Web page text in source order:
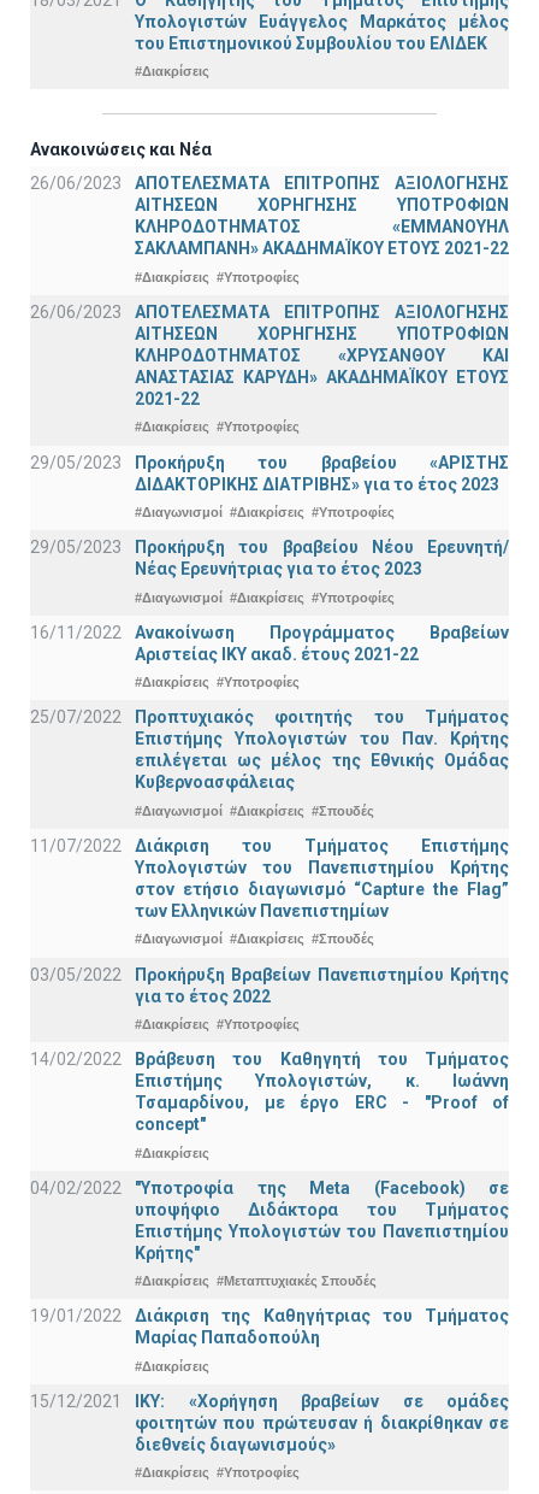
Υπολογιστών Ευάγγελος Μαρκάτος μέλος
του Επιστημονικού Συμβουλίου του ΕΛΙΔΕΚ
#Διακρίσεις
Ανακοινώσεις και Νέα
26/06/2023
ΑΠΟΤΕΛΕΣΜΑΤΑ ΕΠΙΤΡΟΠΗΣ ΑΞΙΟΛΟΓΗΣΗΣ
ΑΙΤΗΣΕΩΝ ΧΟΡΗΓΗΣΗΣ ΥΠΟΤΡΟΦΙΩΝ
ΚΛΗΡΟΔΟΤΗΜΑΤΟΣ «ΕΜΜΑΝΟΥΗΛ
ΣΑΚΛΑΜΠΑΝΗ» ΑΚΑΔΗΜΑΪΚΟΥ ΕΤΟΥΣ 2021-22
#Διακρίσεις #Υποτροφίες
26/06/2023
ΑΠΟΤΕΛΕΣΜΑΤΑ ΕΠΙΤΡΟΠΗΣ ΑΞΙΟΛΟΓΗΣΗΣ
ΑΙΤΗΣΕΩΝ ΧΟΡΗΓΗΣΗΣ ΥΠΟΤΡΟΦΙΩΝ
ΚΛΗΡΟΔΟΤΗΜΑΤΟΣ «ΧΡΥΣΑΝΘΟΥ ΚΑΙ
ΑΝΑΣΤΑΣΙΑΣ ΚΑΡΥΔΗ» ΑΚΑΔΗΜΑΪΚΟΥ ΕΤΟΥΣ
2021-22
#Διακρίσεις #Υποτροφίες
29/05/2023
Προκήρυξη του βραβείου «ΑΡΙΣΤΗΣ
ΔΙΔΑΚΤΟΡΙΚΗΣ ΔΙΑΤΡΙΒΗΣ» για το έτος 2023
#Διαγωνισμοί #Διακρίσεις #Υποτροφίες
29/05/2023
Προκήρυξη του βραβείου Νέου Ερευνητή/
Νέας Ερευνήτριας για το έτος 2023
#Διαγωνισμοί #Διακρίσεις #Υποτροφίες
16/11/2022
Ανακοίνωση Προγράμματος Βραβείων
Αριστείας ΙΚΥ ακαδ. έτους 2021-22
#Διακρίσεις #Υποτροφίες
25/07/2022
Προπτυχιακός φοιτητής του Τμήματος
Επιστήμης Υπολογιστών του Παν. Κρήτης
επιλέγεται ως μέλος της Εθνικής Ομάδας
Κυβερνοασφάλειας
#Διαγωνισμοί #Διακρίσεις #Σπουδές
11/07/2022
Διάκριση του Τμήματος Επιστήμης
Υπολογιστών του Πανεπιστημίου Κρήτης
στον ετήσιο διαγωνισμό “Capture the Flag”
των Ελληνικών Πανεπιστημίων
#Διαγωνισμοί #Διακρίσεις #Σπουδές
03/05/2022
Προκήρυξη Βραβείων Πανεπιστημίου Κρήτης
για το έτος 2022
#Διακρίσεις #Υποτροφίες
14/02/2022
Βράβευση του Καθηγητή του Τμήματος
Επιστήμης Υπολογιστών, κ. Ιωάννη
Τσαμαρδίνου, με έργο ERC - "Proof of
concept"
#Διακρίσεις
04/02/2022
"Υποτροφία της Meta (Facebook) σε
υποψήφιο Διδάκτορα του Τμήματος
Επιστήμης Υπολογιστών του Πανεπιστημίου
Κρήτης"
#Διακρίσεις #Μεταπτυχιακές Σπουδές
19/01/2022
Διάκριση της Καθηγήτριας του Τμήματος
Μαρίας Παπαδοπούλη
#Διακρίσεις
15/12/2021
IKY: «Χορήγηση βραβείων σε ομάδες
φοιτητών που πρώτευσαν ή διακρίθηκαν σε
διεθνείς διαγωνισμούς»
#Διακρίσεις #Υποτροφίες